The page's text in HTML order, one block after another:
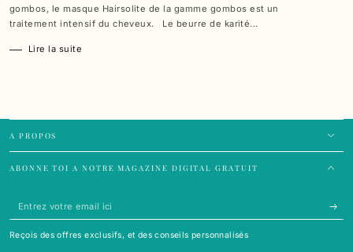
gombos, le masque Hairsolite de la gamme gombos est un
traitement intensif du cheveux. Le beurre de karité...
Lire la suite
A PROPOS
ABONNE TOI A NOTRE MAGAZINE DIGITAL GRATUIT
Entrez
Reçois des offres exclusifs, et des conseils personnalisés